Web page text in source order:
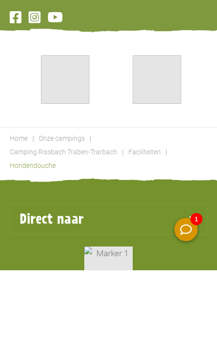
Home
Onze campings
Camping Rissbach Traben-Trarbach
Faciliteiten
Hondendouche
Direct naar